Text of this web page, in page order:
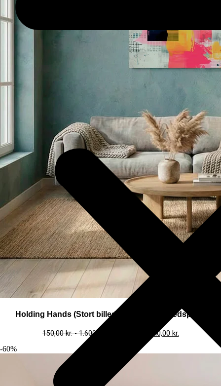
Holding Hands (Stort billede – plakat / lærredsprint)
150,00kr.-1.600,00 640,00 kr.
-60%